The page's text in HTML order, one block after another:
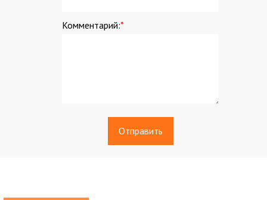
Комментарий:*